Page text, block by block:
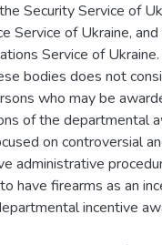
Security Service of
Service of Ukraine,
Service of
bodies does not
who may be
of the departmental
on controversial
administrative
have firearms as an
incentive